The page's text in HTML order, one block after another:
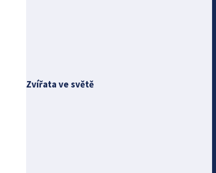
Zvířata ve světě